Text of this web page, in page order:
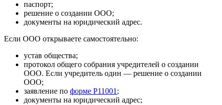
паспорт;
решение о создании ООО;
документы на юридический адрес.
Если ООО открываете самостоятельно:
устав общества;
протокол общего собрания учредителей о создании
ООО. Если учредитель один — решение о создании
ООО;
заявление по форме Р11001 ;
документы на юридический адрес;